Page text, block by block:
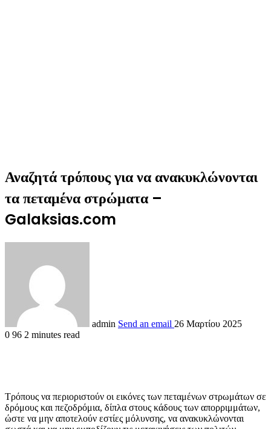
Αναζητά τρόπους για να ανακυκλώνονται
τα πεταμένα στρώματα –
Galaksias.com
admin Send an email 26 Μαρτίου 2025
0 96 2 minutes read
Τρόπους να περιοριστούν οι εικόνες των πεταμένων στρωμάτων σε
δρόμους και πεζοδρόμια, δίπλα στους κάδους των απορριμμάτων,
ώστε να μην αποτελούν εστίες μόλυνσης, να ανακυκλώνονται